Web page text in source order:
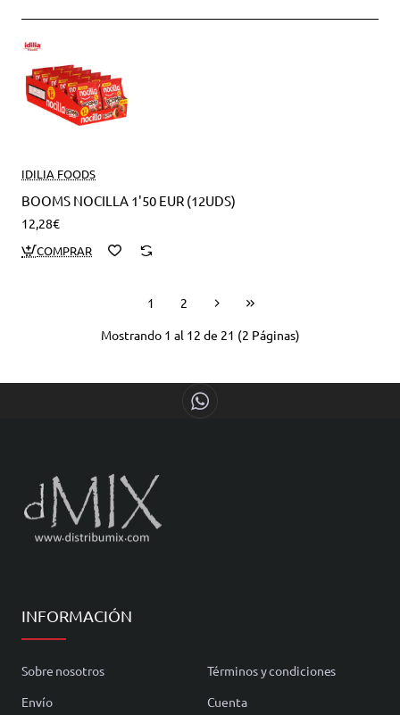
IDILIA FOODS
BOOMS NOCILLA 1'50 EUR (12UDS)
12,28€
1
2
Mostrando 1 al 12 de 21 (2 Páginas)
INFORMACIÓN
Sobre nosotros
Envío
Términos y condiciones
Cuenta